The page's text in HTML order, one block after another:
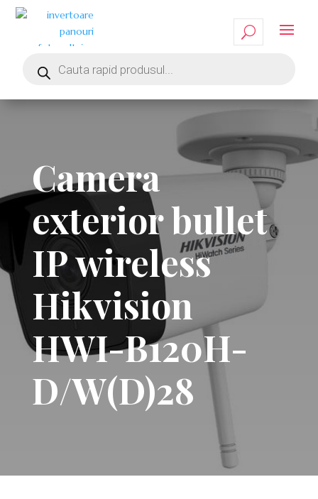
Camera
exterior bullet
IP wireless
Hikvision
HWI-B120H-
D/W(D)28